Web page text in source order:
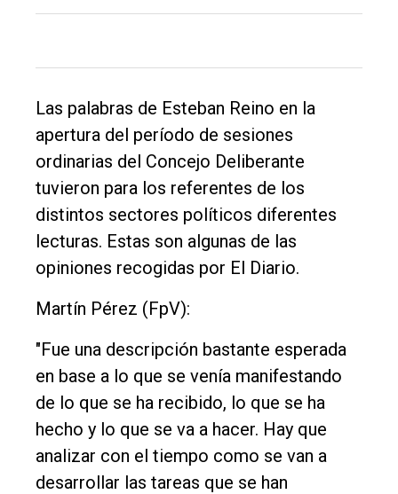
único
DIARIO
Balcarce
Inicio
Tendencia
Int.
General
Política
Cultura
Entrevistas
Rural
Las palabras de Esteban Reino en la
apertura del período de sesiones
ordinarias del Concejo Deliberante
tuvieron para los referentes de los
distintos sectores políticos diferentes
lecturas. Estas son algunas de las
opiniones recogidas por El Diario.
Martín Pérez (FpV):
"Fue una descripción bastante esperada
en base a lo que se venía manifestando
de lo que se ha recibido, lo que se ha
hecho y lo que se va a hacer. Hay que
analizar con el tiempo como se van a
desarrollar las tareas que se han